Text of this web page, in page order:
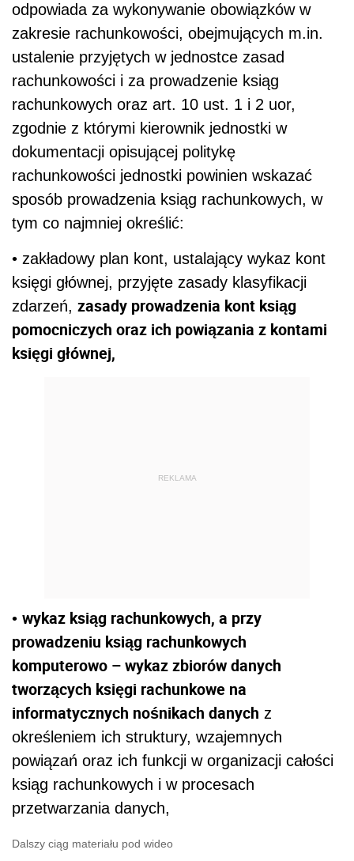
odpowiada za wykonywanie obowiązków w
zakresie rachunkowości, obejmujących m.in.
ustalenie przyjętych w jednostce zasad
rachunkowości i za prowadzenie ksiąg
rachunkowych oraz art. 10 ust. 1 i 2 uor,
zgodnie z którymi kierownik jednostki w
dokumentacji opisującej politykę
rachunkowości jednostki powinien wskazać
sposób prowadzenia ksiąg rachunkowych, w
tym co najmniej określić:
• zakładowy plan kont, ustalający wykaz kont
księgi głównej, przyjęte zasady klasyfikacji
zdarzeń, zasady prowadzenia kont ksiąg
pomocniczych oraz ich powiązania z kontami
księgi głównej,
REKLAMA
• wykaz ksiąg rachunkowych, a przy
prowadzeniu ksiąg rachunkowych
komputerowo – wykaz zbiorów danych
tworzących księgi rachunkowe na
informatycznych nośnikach danych z
określeniem ich struktury, wzajemnych
powiązań oraz ich funkcji w organizacji całości
ksiąg rachunkowych i w procesach
przetwarzania danych,
Dalszy ciąg materiału pod wideo